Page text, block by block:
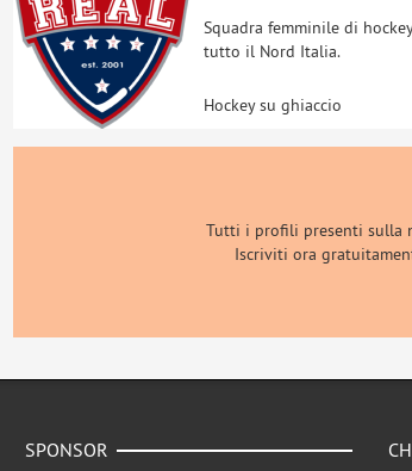
Squadra femminile di
tutto il Nord Italia.
Hockey su ghiaccio
Tutti i profili presenti sulla
Iscriviti ora
SPONSOR